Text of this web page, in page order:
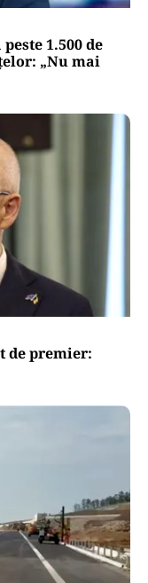
1.500 de
„Nu mai
de premier: